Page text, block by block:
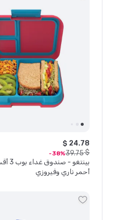
بينتغو -
أحمر ناري وفيروزي
$ 24.78
$
39.75
38